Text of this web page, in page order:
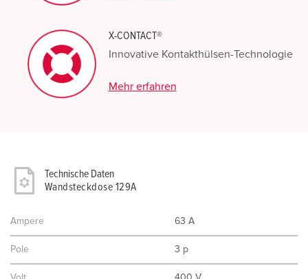
X-CONTACT®
Innovative Kontakthülsen-Technologie
Mehr erfahren
Technische Daten
Wandsteckdose 129A
Ampere 63 A
Pole 3 p